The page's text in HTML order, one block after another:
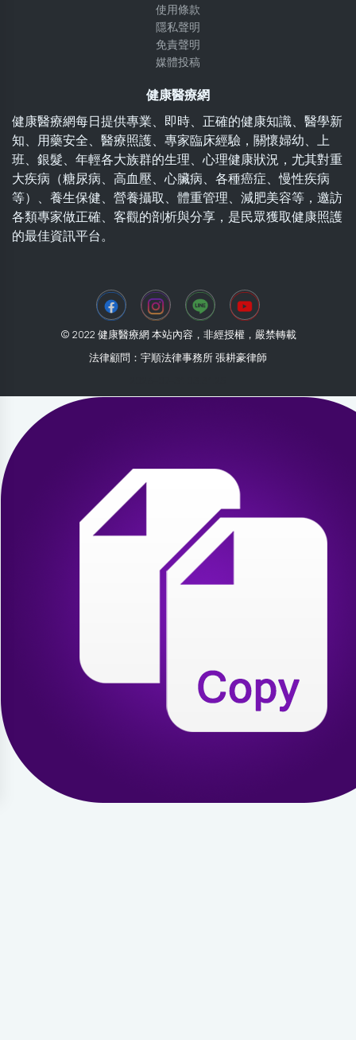
使用條款
隱私聲明
免責聲明
媒體投稿
健康醫療網
健康醫療網每日提供專業、即時、正確的健康知識、醫學新
知、用藥安全、醫療照護、專家臨床經驗，關懷婦幼、上
班、銀髮、年輕各大族群的生理、心理健康狀況，尤其對重
大疾病（糖尿病、高血壓、心臟病、各種癌症、慢性疾病
等）、養生保健、營養攝取、體重管理、減肥美容等，邀訪
各類專家做正確、客觀的剖析與分享，是民眾獲取健康照護
的最佳資訊平台。
© 2022 健康醫療網 本站內容，非經授權，嚴禁轉載
法律顧問：宇順法律事務所 張耕豪律師